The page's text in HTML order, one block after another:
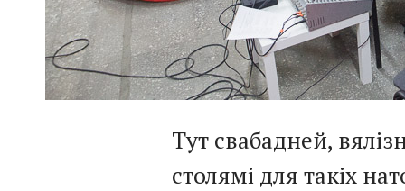
Тут свабадней,
столямі для такіх